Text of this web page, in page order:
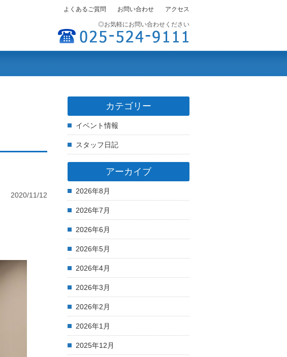
よくあるご質問 お問い合わせ アクセス
◎お気軽にお問い合わせください
2020/11/12
カテゴリー
イベント情報
スタッフ日記
アーカイブ
2026年8月
2026年7月
2026年6月
2026年5月
2026年4月
2026年3月
2026年2月
2026年1月
2025年12月